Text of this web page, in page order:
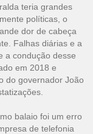
teria grandes
políticas, o
dor de cabeça
Falhas diárias e a
a condução desse
em 2018 e
do governador João
balaio foi um erro
de telefonia